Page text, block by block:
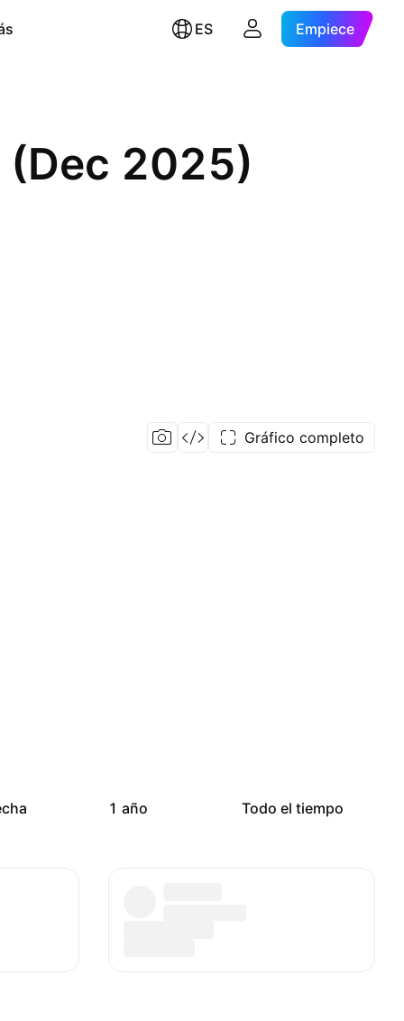
ES Empiece
(Dec 2025)
Gráfico completo
1 año Todo el tiempo